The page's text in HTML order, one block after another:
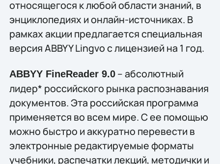
относящегося к любой области знаний, в
энциклопедиях и онлайн-источниках. В
рамках акции предлагается специальная
версия ABBYY Lingvo с лицензией на 1 год.
ABBYY FineReader 9.0– абсолютный
лидер* российского рынка распознавания
документов. Эта российская программа
применяется во всем мире. С ее помощью
можно быстро и аккуратно перевести в
электронные редактируемые форматы
учебники, распечатки лекций, методички и